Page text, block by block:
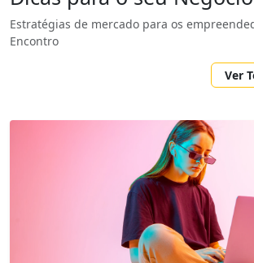
Estratégias de mercado para os
Encontro
Ver